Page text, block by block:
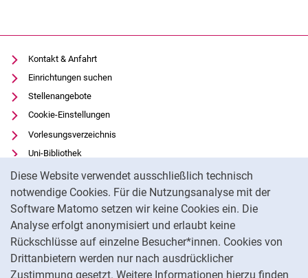
Diese Website verwendet ausschließlich technisch
notwendige Cookies. Für die Nutzungsanalyse mit der
Software Matomo setzen wir keine Cookies ein. Die
Analyse erfolgt anonymisiert und erlaubt keine
Rückschlüsse auf einzelne Besucher*innen. Cookies von
Drittanbietern werden nur nach ausdrücklicher
Zustimmung gesetzt. Weitere Informationen hierzu finden
Kontakt & Anfahrt
Einrichtungen suchen
Stellenangebote
Cookie-Einstellungen
Vorlesungsverzeichnis
Uni-Bibliothek
Moodle
Panopto
Datenschutz
Barrierefreiheit
Transparenter KI-Einsatz
Impressum